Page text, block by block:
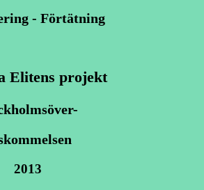
- Förtätning
Elitens projekt
2013